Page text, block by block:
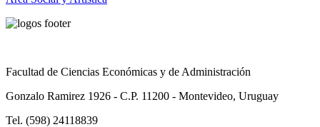
Facultad de Ciencias Económicas y de Administración
Gonzalo Ramirez 1926 - C.P. 11200 - Montevideo, Uruguay
Tel. (598) 24118839